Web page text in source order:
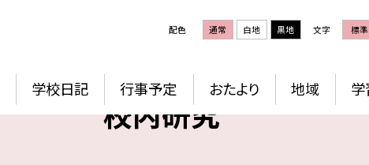
配色 通常 白地 黒地 文字 標準
学校日記 行事予定 おたより 地域 学
校内研究